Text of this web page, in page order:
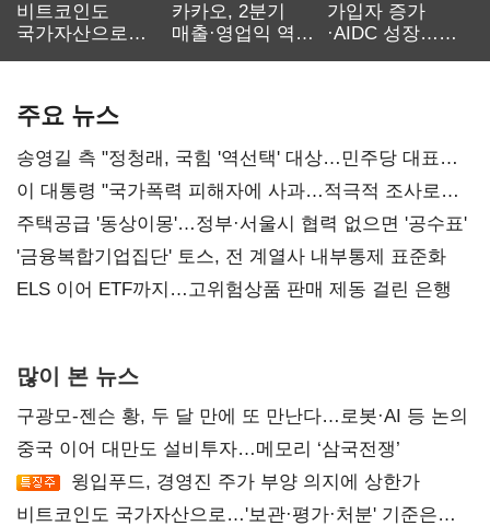
비트코인도
국가자산으로…'
카카오, 2분기
매출·영업익 역대
가입자 증가
·AIDC 성장…
주요 뉴스
송영길 측 "정청래, 국힘 '역선택' 대상…민주당 대표로
총선 지휘 못해"
이 대통령 "국가폭력 피해자에 사과…적극적 조사로
진실 밝혀야"
주택공급 '동상이몽'…정부·서울시 협력 없으면 '공수표'
'금융복합기업집단' 토스, 전 계열사 내부통제 표준화
ELS 이어 ETF까지…고위험상품 판매 제동 걸린 은행
많이 본 뉴스
구광모-젠슨 황, 두 달 만에 또 만난다…로봇·AI 등 논의
중국 이어 대만도 설비투자…메모리 ‘삼국전쟁’
윙입푸드, 경영진 주가 부양 의지에 상한가
비트코인도 국가자산으로…'보관·평가·처분' 기준은